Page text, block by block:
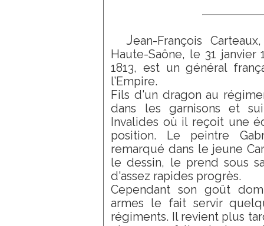
Jean-François
Haute-Saône, le 31 janvier
1813, est un général
l’Empire.
Fils d'un dragon au
dans les garnisons et
Invalides où il reçoit une
position. Le peintre
remarqué dans le jeune
le dessin, le prend sous
d'assez rapides progrès.
Cependant son goût
armes le fait servir
régiments. Il revient plus